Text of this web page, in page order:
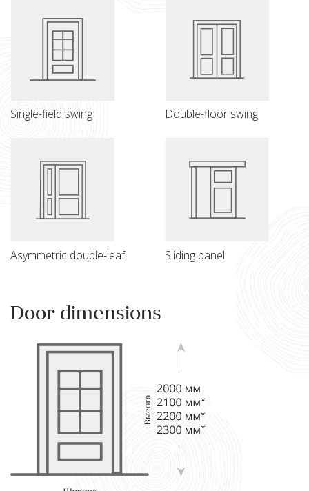
Single-field swing Double-floor swing
Asymmetric double-leaf Sliding panel
Door dimensions